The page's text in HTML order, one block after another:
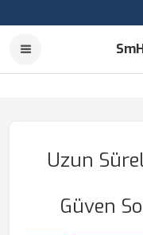
Uzun
Güven